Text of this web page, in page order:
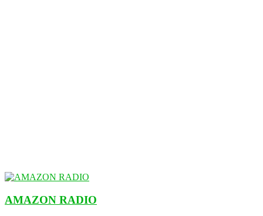
AMAZON RADIO